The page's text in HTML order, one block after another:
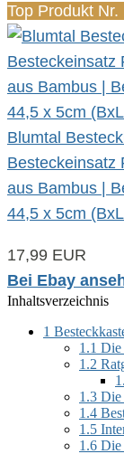
Top Produkt Nr.
Blumtal
Besteckeinsatz
aus Bambus |
44,5 x 5cm
17,99 EUR
Bei Ebay
Inhaltsverzeichnis
1
1.1 Die
1.2
1.3 Die
1.4
1.5
1.6 Die